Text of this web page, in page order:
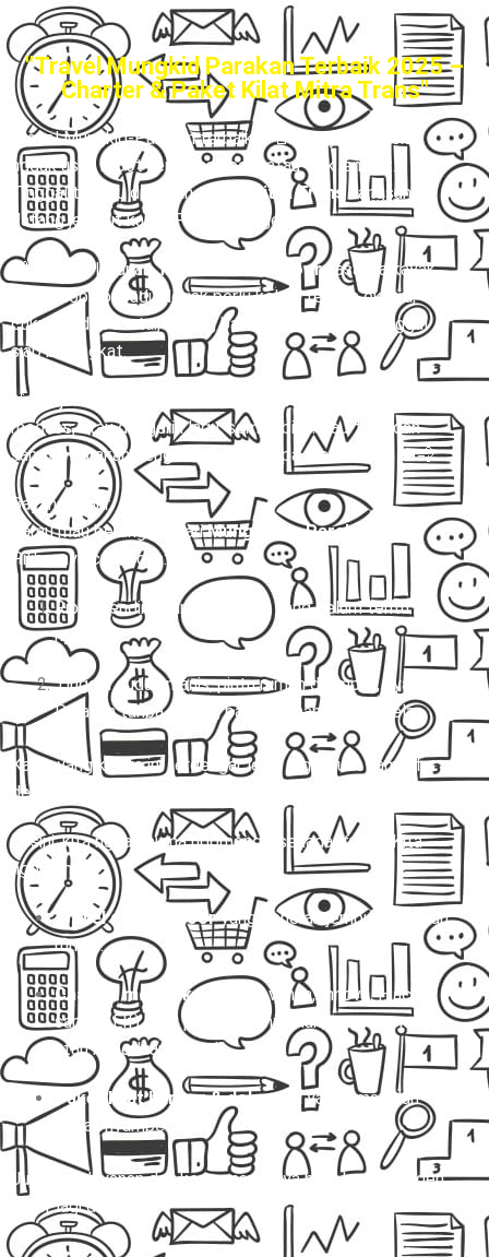
"Travel Mungkid Parakan Terbaik 2025 –
Charter & Paket Kilat Mitra Trans"
Travel Mungkid-Parakan terbaik
– 🚪✨ Bayangin deh,
nggak usah repot-repot cari pool atau titik jemput.
Tinggal tunggu di rumah, driver
Mitra Trans langsung
datang jemput kamu. Praktis banget kan?
🙌 Dengan layananTravel Door to Door, rasanya kayak
punya sopir pribadi. Nggak perlu keluar tenaga ekstra,
cukup duduk santai, barang bawaan aman, kamu tinggal
siap berangkat.
🎶 Perjalanan pun jadi lebih asik! Mau rebahan, scroll
medsos, atau dengerin lagu, semua bisa. Tau-tau udah
sampai Parakan dengan nyaman tanpa drama ribet. 🚐💨
Bayangin gini:
Kamu mau berangkat dariMungkid ke Parakan.
Pilihannya cuma dua:
Ribet sendiri nyari kendaraan yang belum tentu
nyaman.
Tinggal duduk manis, pintu rumah dijemput, nyampe
Parakan tanpa pusing, barang aman, ongkos jelas.
Kalau yang kedua ini terdengar lebih logis buat kamu, fix
deh…
Di sini, kita nggak cuma ngomongin sekadar travel
. Kita
ngomongin:
Travel door to dooryang beneran jemput di depan
rumah.
Charter mobil eksklusif
(Avanza, Innova, Hiace,
sampai Elf) buat perjalanan nyaman, rame-rame,
atau keperluan pribadi.
Paket kilat barang & dokumenyang aman dan
cepat nyampe.
Justru, pelayanan dan kenyamanannya bikin kamu pengen
order lagi dan lagi.